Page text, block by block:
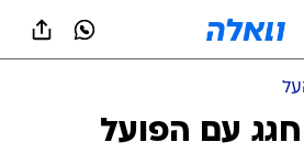
חגג עם הפועל